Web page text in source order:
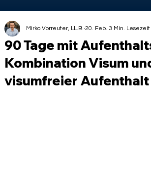
90 Tage mit
Kombination Visum
visumfreier Aufenthalt
Mirko Vorreuter, LL.B. 20. Feb. 3 Min. Lesezeit